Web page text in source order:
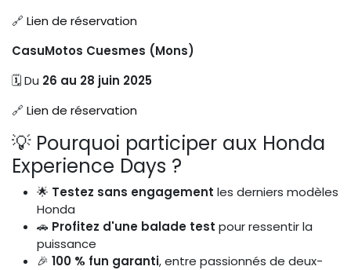
🔗 Lien de réservation
CasuMotos Cuesmes (Mons)
🗓️ Du 26 au 28 juin 2025
🔗 Lien de réservation
💡 Pourquoi participer aux Honda
Experience Days ?
🌟 Testez sans engagement les derniers modèles
Honda
🚗 Profitez d'une balade test pour ressentir la
puissance
🎉 100 % fun garanti, entre passionnés de deux-